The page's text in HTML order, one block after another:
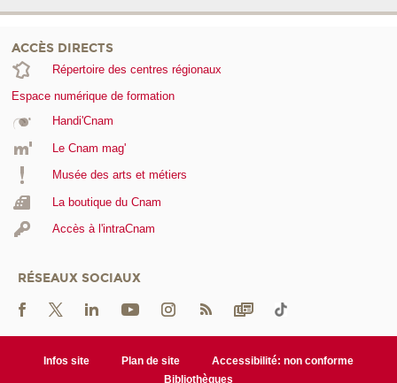
ACCÈS DIRECTS
Répertoire des centres régionaux
Espace numérique de formation
Handi'Cnam
Le Cnam mag'
Musée des arts et métiers
La boutique du Cnam
Accès à l'intraCnam
RÉSEAUX SOCIAUX
Infos site Plan de site
Accessibilité: non conforme
Bibliothèques